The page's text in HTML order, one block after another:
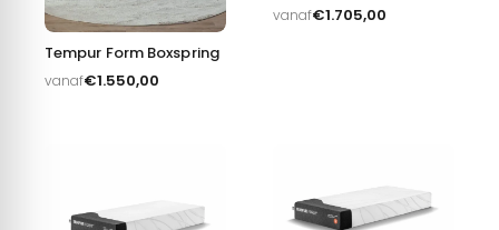
Tempur Form Boxspring
vanaf€1.550,00
vanaf€1.705,00